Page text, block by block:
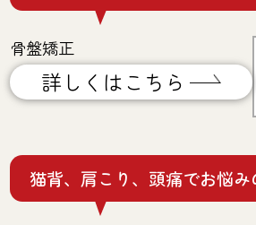
骨盤矯正
詳しくはこちら
猫背、肩こり、頭痛でお悩み